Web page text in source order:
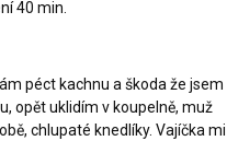
40 min.
péct kachnu a škoda že jsem
opět uklidím v koupelně, muž
chlupaté knedlíky. Vajíčka mi